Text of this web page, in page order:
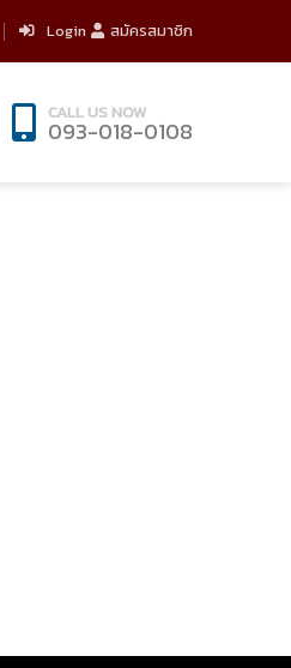
Login สมัครสมาชิก
CALL US NOW
093-018-0108